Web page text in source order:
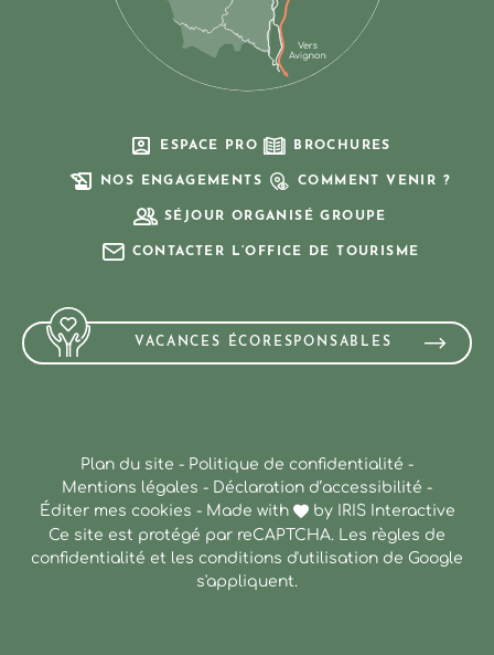
ESPACE PRO BROCHURES
NOS ENGAGEMENTS COMMENT VENIR ?
SÉJOUR ORGANISÉ GROUPE
CONTACTER L’OFFICE DE TOURISME
VACANCES ÉCORESPONSABLES
Plan du site - Politique de confidentialité -
Mentions légales - Déclaration d’accessibilité -
Éditer mes cookies - Made with by
IRIS Interactive
Ce site est protégé par reCAPTCHA. Les règles de
confidentialité et les conditions d'utilisation de Google
s'appliquent.